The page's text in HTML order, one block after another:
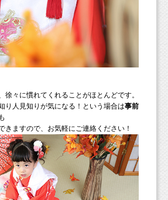
徐々に慣れてくれることがほとんどです。
り人見知りが気になる！という場合は事前
きますので、お気軽にご連絡ください！